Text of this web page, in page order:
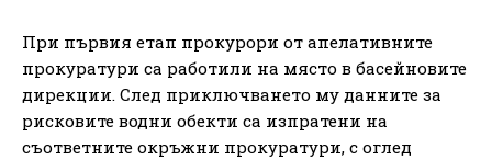
При първия етап прокурори от апелативните
прокуратури са работили на място в басейновите
дирекции. След приключването му данните за
рисковите водни обекти са изпратени на
съответните окръжни прокуратури, с оглед